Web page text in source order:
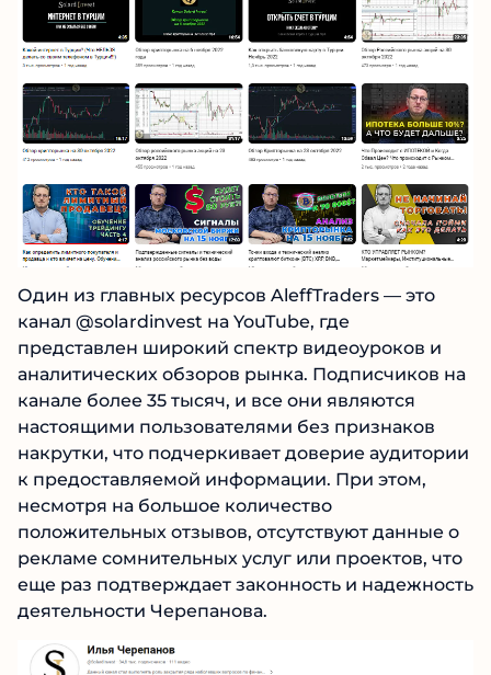
Один из главных ресурсов AleffTraders — это
канал @solardinvest на YouTube, где
представлен широкий спектр видеоуроков и
аналитических обзоров рынка. Подписчиков
на канале более 35 тысяч, и все они являются
настоящими пользователями без признаков
накрутки, что подчеркивает доверие
аудитории к предоставляемой информации.
При этом, несмотря на большое количество
положительных отзывов, отсутствуют данные
о рекламе сомнительных услуг или проектов,
что еще раз подтверждает законность и
надежность деятельности Черепанова.